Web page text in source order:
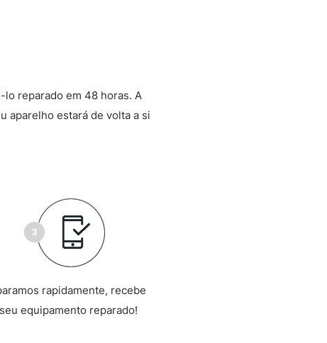
lo reparado em 48 horas. A
aparelho estará de volta a si
rapidamente, recebe
equipamento reparado!